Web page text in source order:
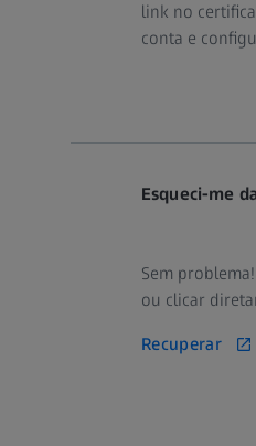
link no
conta e
Esqueci-me
Sem
ou clicar
Recuperar